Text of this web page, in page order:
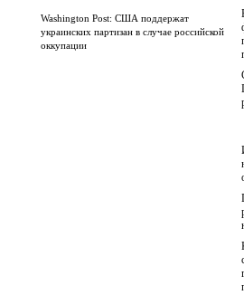
Washington Post: США поддержат
украинских партизан в случае российской
оккупации